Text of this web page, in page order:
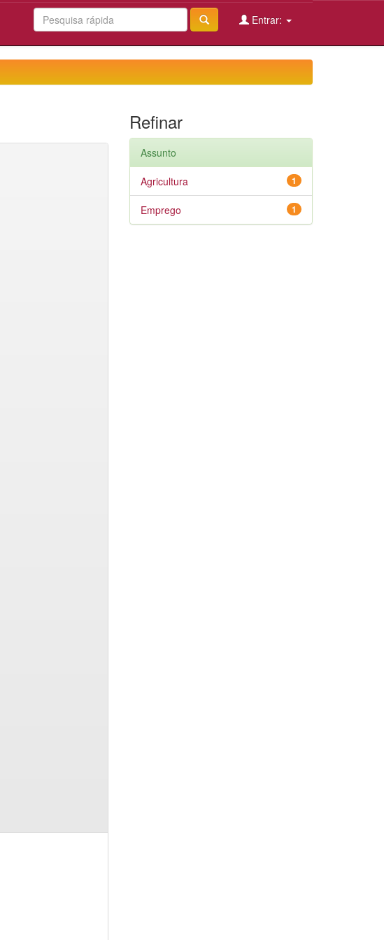
Entrar:
Refinar
Assunto
1
Agricultura
1
Emprego